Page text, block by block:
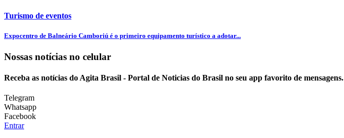
Turismo de eventos
Expocentro de Balneário Camboriú é o primeiro equipamento turístico a adotar...
Nossas notícias no celular
Receba as notícias do Agita Brasil - Portal de Noticias do Brasil no seu app favorito de mensagens.
Telegram
Whatsapp
Facebook
Entrar